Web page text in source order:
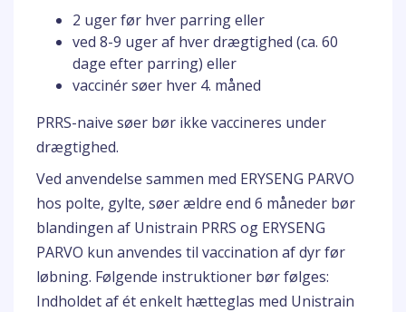
2 uger før hver parring eller
ved 8-9 uger af hver drægtighed (ca. 60
dage efter parring) eller
vaccinér søer hver 4. måned
PRRS-naive søer bør ikke vaccineres under
drægtighed.
Ved anvendelse sammen med ERYSENG PARVO
hos polte, gylte, søer ældre end 6 måneder bør
blandingen af Unistrain PRRS og ERYSENG
PARVO kun anvendes til vaccination af dyr før
løbning. Følgende instruktioner bør følges:
Indholdet af ét enkelt hætteglas med Unistrain